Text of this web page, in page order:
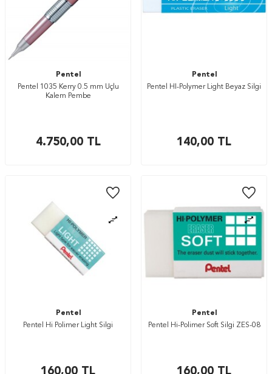
Pentel
Pentel 1035 Kerry 0.5 mm Uçlu
Kalem Pembe
4.750,00TL
Pentel
Pentel Hİ-Polymer Light Beyaz Silgi
140,00 TL
Pentel
Pentel Hi Polimer Light Silgi
Pentel
Pentel Hi-Polimer Soft Silgi ZES-08